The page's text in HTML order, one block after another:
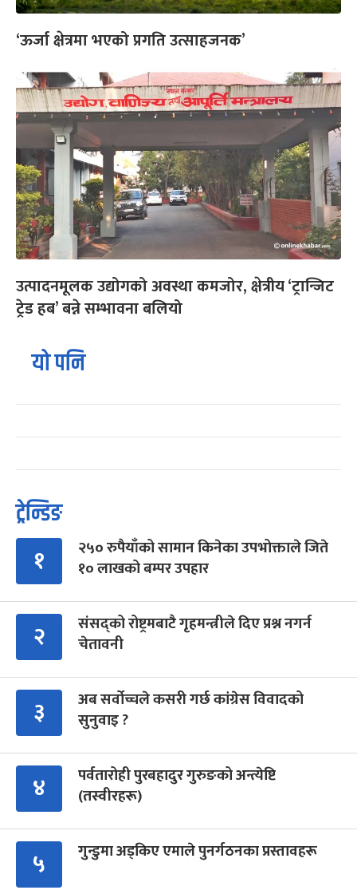
‘ऊर्जा क्षेत्रमा भएको प्रगति उत्साहजनक’
उत्पादनमूलक उद्योगको अवस्था कमजोर, क्षेत्रीय ‘ट्रान्जिट
ट्रेड हब’ बन्ने सम्भावना बलियो
यो पनि
ट्रेन्डिङ
१
२५० रुपैयाँको सामान किनेका उपभोक्ताले जिते
१० लाखको बम्पर उपहार
२
संसद्को रोष्ट्रमबाटै गृहमन्त्रीले दिए प्रश्न नगर्न
चेतावनी
३
अब सर्वोच्चले कसरी गर्छ कांग्रेस विवादको
सुनुवाइ ?
४
पर्वतारोही पुरबहादुर गुरुङको अन्त्येष्टि
(तस्वीरहरू)
५ गुन्डुमा अड्किए एमाले पुनर्गठनका प्रस्तावहरू